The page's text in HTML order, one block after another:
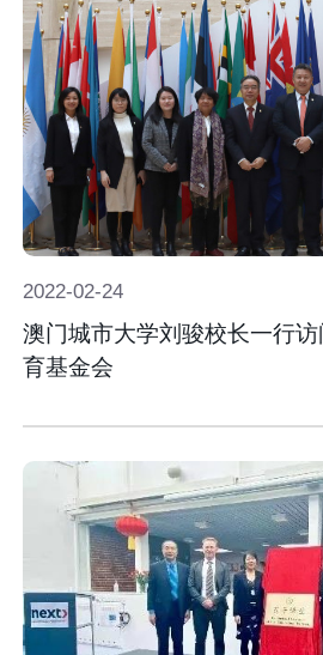
2022-02-24
澳门城市大学刘骏校长一行
育基金会